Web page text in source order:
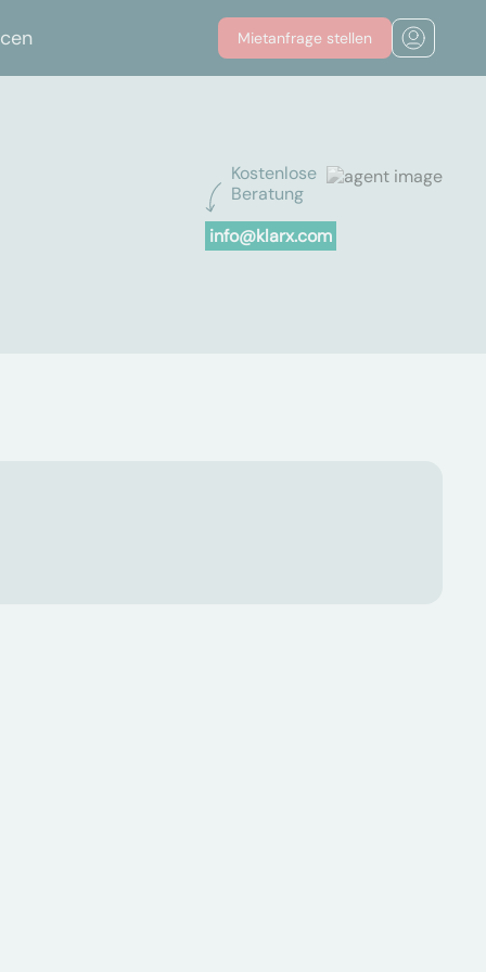
Mietanfrage stellen
Kostenlose
Beratung
info@klarx.com